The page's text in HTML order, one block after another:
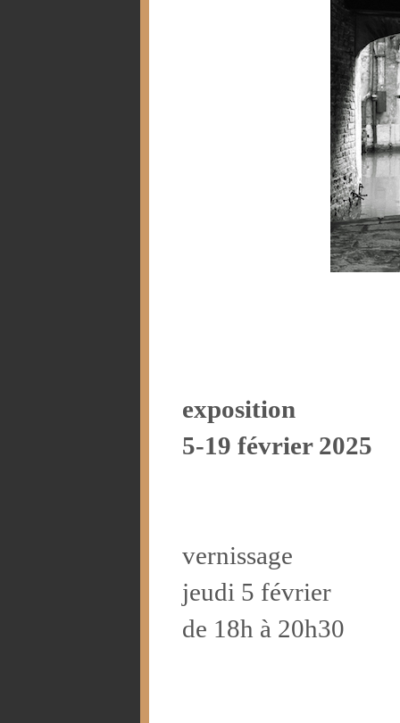
exposition
5-19 février 2025
vernissage
jeudi 5 février
de 18h à 20h30